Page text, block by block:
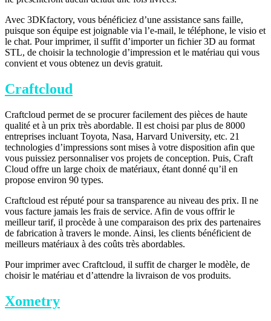
Avec 3DKfactory, vous bénéficiez d’une assistance sans faille,
puisque son équipe est joignable via l’e-mail, le téléphone, le visio et
le chat. Pour imprimer, il suffit d’importer un fichier 3D au format
STL, de choisir la technologie d’impression et le matériau qui vous
convient et vous obtenez un devis gratuit.
Craftcloud
Craftcloud permet de se procurer facilement des pièces de haute
qualité et à un prix très abordable. Il est choisi par plus de 8000
entreprises incluant Toyota, Nasa, Harvard University, etc. 21
technologies d’impressions sont mises à votre disposition afin que
vous puissiez personnaliser vos projets de conception. Puis, Craft
Cloud offre un large choix de matériaux, étant donné qu’il en
propose environ 90 types.
Craftcloud est réputé pour sa transparence au niveau des prix. Il ne
vous facture jamais les frais de service. Afin de vous offrir le
meilleur tarif, il procède à une comparaison des prix des partenaires
de fabrication à travers le monde. Ainsi, les clients bénéficient de
meilleurs matériaux à des coûts très abordables.
Pour imprimer avec Craftcloud, il suffit de charger le modèle, de
choisir le matériau et d’attendre la livraison de vos produits.
Xometry